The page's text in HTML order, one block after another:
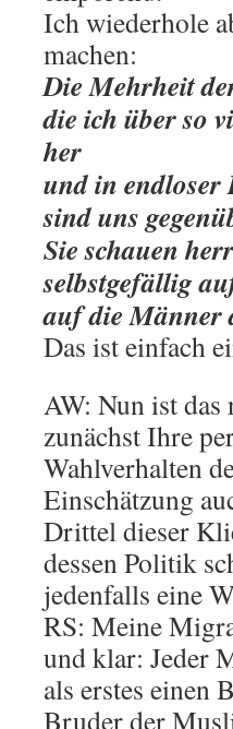
Ich wiederhole
machen:
Die Mehrheit
die ich über so
her
und in endloser
sind uns
Sie schauen
selbstgefällig
auf die Männer
Das ist einfach
AW: Nun ist
zunächst Ihre
Wahlverhalten
Einschätzung
Drittel dieser
dessen Politik
jedenfalls eine
RS: Meine
und klar: Jeder
als erstes einen
Bruder der